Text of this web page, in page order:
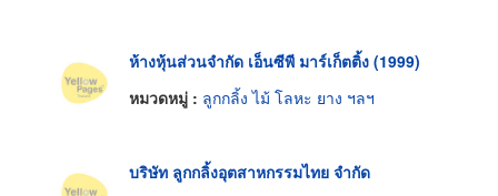
ห้างหุ้นส่วนจำกัด เอ็นซีพี มาร์เก็ตติ้ง (1999)
หมวดหมู่ : ลูกกลิ้ง ไม้ โลหะ ยาง ฯลฯ
บริษัท ลูกกลิ้งอุตสาหกรรมไทย จำกัด